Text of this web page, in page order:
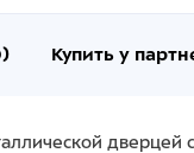
Купить у